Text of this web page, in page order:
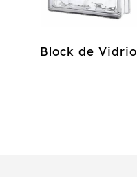
Block de Vidrio